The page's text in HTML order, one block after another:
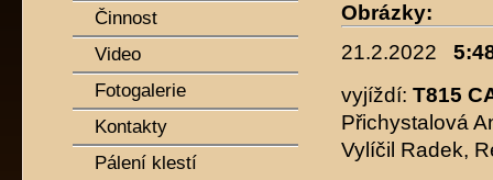
Obrázky:
21.2.2022
vyjíždí: T815
Přichystalová
Vylíčil Radek,
Činnost
Video
Fotogalerie
Kontakty
Pálení klestí